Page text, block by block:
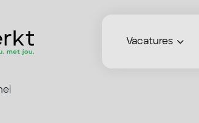
Vacatures